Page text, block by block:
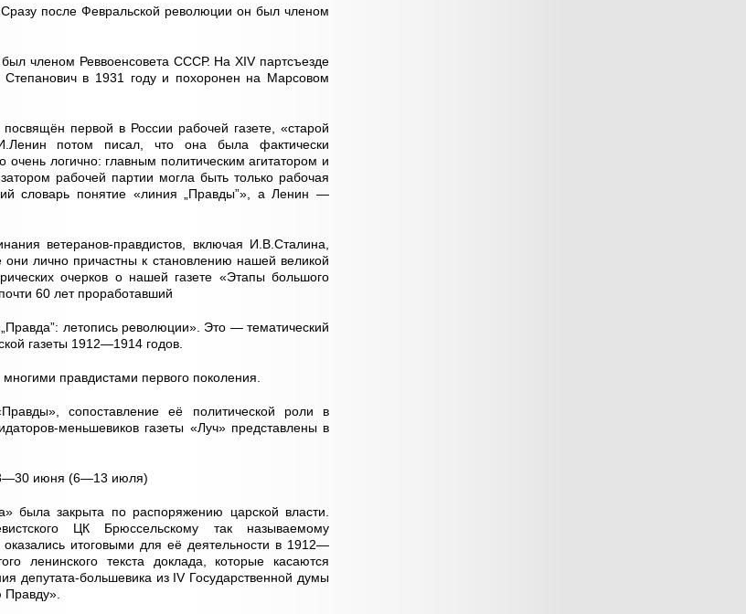
после Февральской революции он был членом
членом Реввоенсовета СССР. На XIV партсъезде
в 1931 году и похоронен на Марсовом
первой в России рабочей газете, «старой
потом писал, что она была фактически
логично: главным политическим агитатором и
рабочей партии могла быть только рабочая
словарь понятие «линия „Правды”», а Ленин —
ветеранов-правдистов, включая И.В.Сталина,
лично причастны к становлению нашей великой
очерков о нашей газете «Этапы большого
60 лет проработавший
летопись революции». Это — тематический
газеты 1912—1914 годов.
правдистами первого поколения.
сопоставление её политической роли в
меньшевиков газеты «Луч» представлены в
июня (6—13 июля)
была закрыта по распоряжению царской власти.
ЦК Брюссельскому так называемому
итоговыми для её деятельности в 1912—
ленинского текста доклада, которые касаются
депутата-большевика из IV Государственной думы